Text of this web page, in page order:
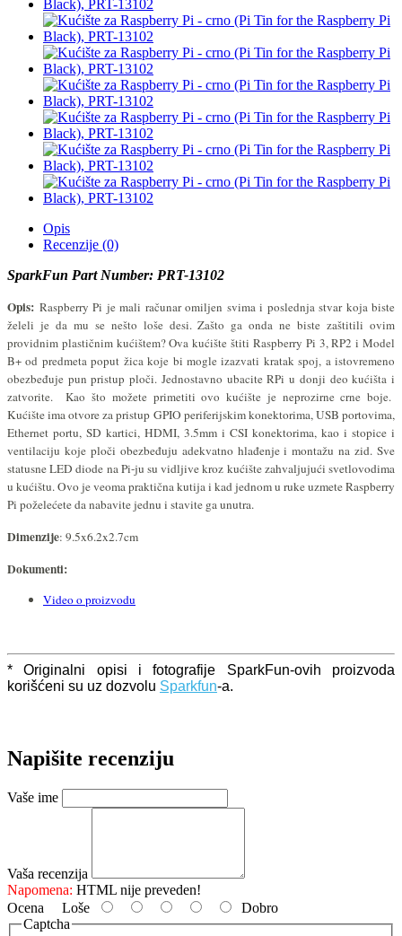
Opis
Recenzije (0)
SparkFun Part Number: PRT-13102
Opis: Raspberry Pi je mali računar omiljen svima i poslednja stvar koja biste
želeli je da mu se nešto loše desi. Zašto ga onda ne biste zaštitili ovim
providnim plastičnim kućištem? Ova kućište štiti Raspberry Pi 3, RP2 i Model
B+ od predmeta poput žica koje bi mogle izazvati kratak spoj, a istovremeno
obezbeđuje pun pristup ploči. Jednostavno ubacite RPi u donji deo kućišta i
zatvorite. Kao što možete primetiti ovo kućište je neprozirne crne boje.
Kućište ima otvore za pristup GPIO periferijskim konektorima,USB portovima,
Ethernet portu, SD kartici, HDMI, 3.5mm i CSI konektorima, kao i stopice i
ventilaciju koje ploči obezbeđuju adekvatno hlađenje i montažu na zid. Sve
statusne LED diode na Pi-ju su vidljive kroz kućište zahvaljujući svetlovodima
u kućištu. Ovo je veoma praktična kutija i kad jednom u ruke uzmete Raspberry
Pi poželećete da nabavite jednu i stavite ga unutra.
Dimenzije: 9.5x6.2x2.7cm
Dokumenti:
Video o proizvodu
* Originalni opisi i fotografije SparkFun-ovih proizvoda
korišćeni su uz dozvolu Sparkfun-a.
Napišite recenziju
Vaše ime
Vaša recenzija
Napomena: HTML nije preveden!
Ocena Loše
Dobro
Captcha